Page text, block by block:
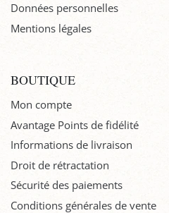
Données personnelles
Mentions légales
BOUTIQUE
Mon compte
Avantage Points de fidélité
Informations de livraison
Droit de rétractation
Sécurité des paiements
Conditions générales de vente